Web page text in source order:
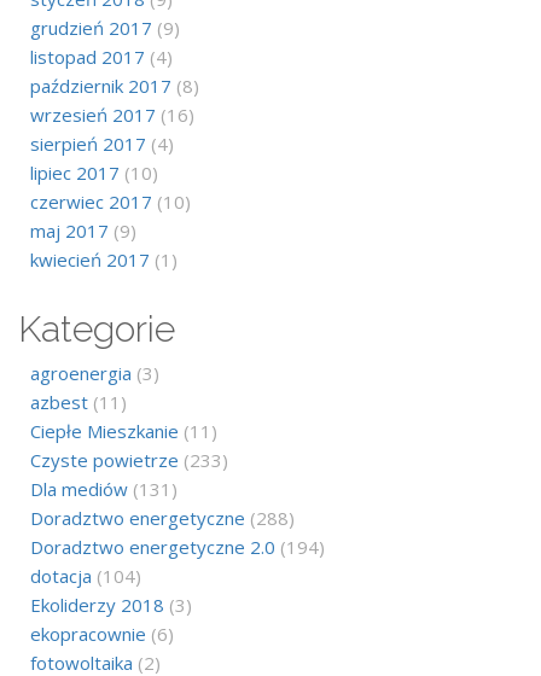
grudzień 2017 (9)
listopad 2017 (4)
październik 2017 (8)
wrzesień 2017 (16)
sierpień 2017 (4)
lipiec 2017 (10)
czerwiec 2017 (10)
maj 2017 (9)
kwiecień 2017 (1)
Kategorie
agroenergia (3)
azbest (11)
Ciepłe Mieszkanie (11)
Czyste powietrze (233)
Dla mediów (131)
Doradztwo energetyczne (288)
Doradztwo energetyczne 2.0 (194)
dotacja (104)
Ekoliderzy 2018 (3)
ekopracownie (6)
fotowoltaika (2)